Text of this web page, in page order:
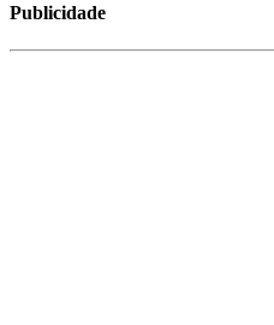
Publicidade